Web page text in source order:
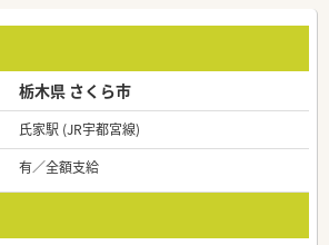
栃木県 さくら市
氏家駅 (JR宇都宮線)
有／全額支給